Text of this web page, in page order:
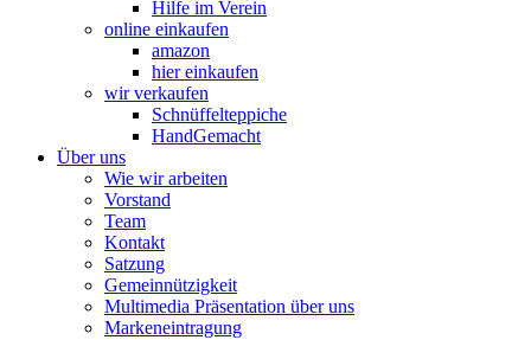
Hilfe im Verein
online einkaufen
amazon
hier einkaufen
wir verkaufen
Schnüffelteppiche
HandGemacht
Über uns
Wie wir arbeiten
Vorstand
Team
Kontakt
Satzung
Gemeinnützigkeit
Multimedia Präsentation über uns
Markeneintragung